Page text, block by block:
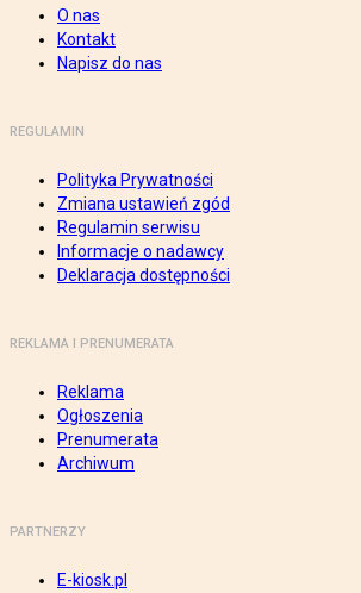
O nas
Kontakt
Napisz do nas
REGULAMIN
Polityka Prywatności
Zmiana ustawień zgód
Regulamin serwisu
Informacje o nadawcy
Deklaracja dostępności
REKLAMA I PRENUMERATA
Reklama
Ogłoszenia
Prenumerata
Archiwum
PARTNERZY
E-kiosk.pl